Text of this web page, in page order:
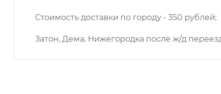
Стоимость доставки по городу - 350 рублей;
Затон, Дема, Нижегородка после ж/д